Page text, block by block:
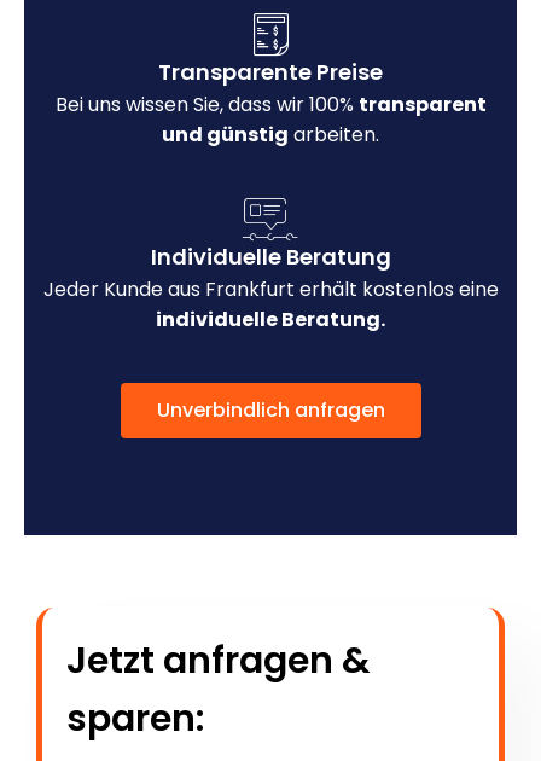
Transparente Preise
Bei uns wissen Sie, dass wir 100% transparent
und günstig arbeiten.
Individuelle Beratung
Jeder Kunde aus Frankfurt erhält kostenlos eine
individuelle Beratung.
Unverbindlich anfragen
Jetzt anfragen &
sparen: